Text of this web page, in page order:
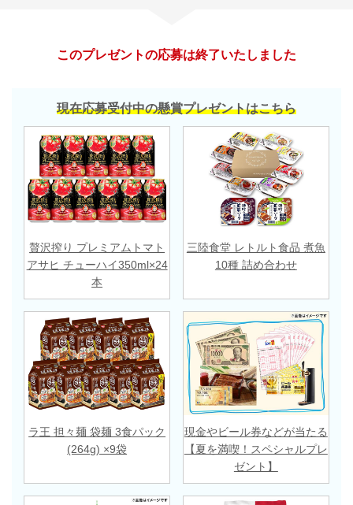
このプレゼントの応募は終了いたしました
現在応募受付中の懸賞プレゼントはこちら
贅沢搾り プレミアムトマト
アサヒ チューハイ350ml×24
本
三陸食堂 レトルト食品 煮魚
10種 詰め合わせ
ラ王 担々麺 袋麺 3食パック
(264g) ×9袋
現金やビール券などが当たる
【夏を満喫！スペシャルプレ
ゼント】